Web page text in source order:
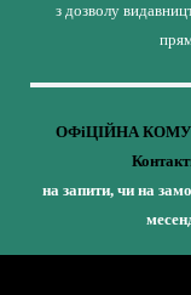
з дозволу
ОФіЦІЙНА
на запити, чи на